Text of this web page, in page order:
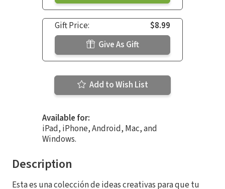
Gift Price:
$8.99
Give As Gift
Add to Wish List
Available for:
iPad, iPhone, Android, Mac, and
Windows.
Description
Esta es una colección de ideas creativas para que tu